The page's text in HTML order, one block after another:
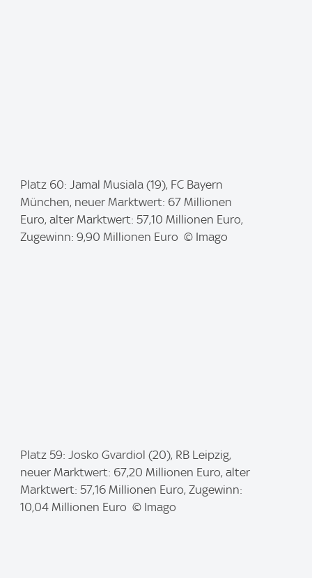
m
Platz 60: Jamal Musiala (19), FC Bayern
München, neuer Marktwert: 67 Millionen
Euro, alter Marktwert: 57,10 Millionen Euro,
Zugewinn: 9,90 Millionen Euro © Imago
m
Platz 59: Josko Gvardiol (20), RB Leipzig,
neuer Marktwert: 67,20 Millionen Euro, alter
Marktwert: 57,16 Millionen Euro, Zugewinn:
10,04 Millionen Euro © Imago